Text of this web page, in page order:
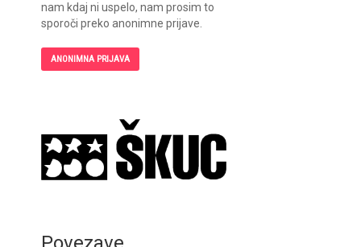
nam kdaj ni uspelo, nam prosim to
sporoči preko anonimne prijave.
ANONIMNA PRIJAVA